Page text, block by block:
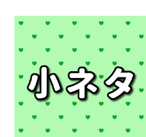
『くちびるNetwork』のオリコン1位には